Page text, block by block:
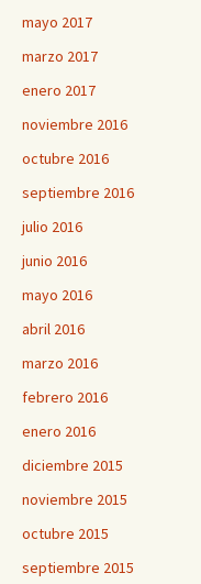
mayo 2017
marzo 2017
enero 2017
noviembre 2016
octubre 2016
septiembre 2016
julio 2016
junio 2016
mayo 2016
abril 2016
marzo 2016
febrero 2016
enero 2016
diciembre 2015
noviembre 2015
octubre 2015
septiembre 2015